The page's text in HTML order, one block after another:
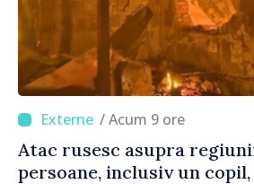
/ Acum 9 ore
Atac rusesc asupra
persoane, inclusiv un